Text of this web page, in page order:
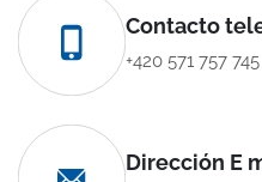
Contacto
+420 571 757 745
Dirección E